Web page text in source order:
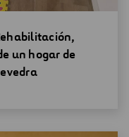
un hogar de